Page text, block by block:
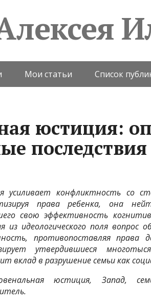
Мои статьи Список
юстиция:
последствия
усиливает конфликтность со
права ребенка, она
свою эффективность
из идеологического поля вопрос
противопоставляя права
утвердившиеся
вклад в разрушение семьи как
юстиция, Запад,